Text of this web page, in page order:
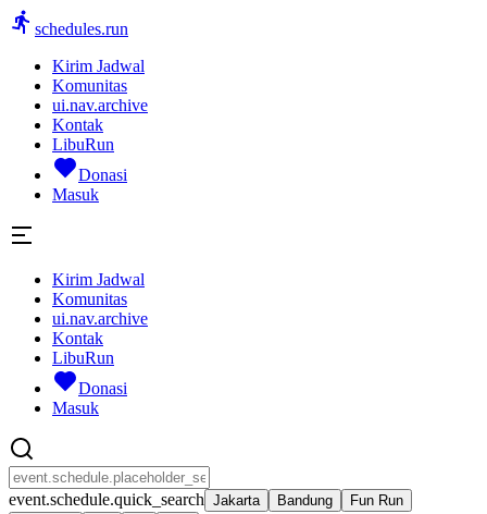
schedules.run
Kirim Jadwal
Komunitas
ui.nav.archive
Kontak
LibuRun
Donasi
Masuk
Kirim Jadwal
Komunitas
ui.nav.archive
Kontak
LibuRun
Donasi
Masuk
event.schedule.quick_search Jakarta Bandung
Fun Run